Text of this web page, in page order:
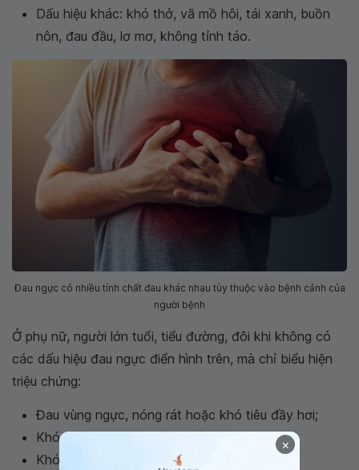
Dấu hiệu khác: khó thở, vã mồ hôi, tái xanh, buồn
nôn, đau đầu, lơ mơ, không tỉnh táo.
Đau ngực có nhiều tính chất đau khác nhau tùy thuộc vào bệnh cảnh của
người bệnh
Ở phụ nữ, người lớn tuổi, tiểu đường, đôi khi không có
các dấu hiệu đau ngực điển hình trên, mà chỉ biểu hiện
triệu chứng:
Đau vùng ngực, nóng rát hoặc khó tiêu đầy hơi;
Khó chịu vùng lưng, cằm, cổ hoặc vai;
Khó thở;
×